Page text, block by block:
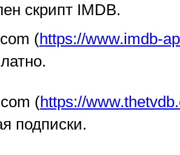
скрипт IMDB.
(https://www.imdb-
(https://
подписки.